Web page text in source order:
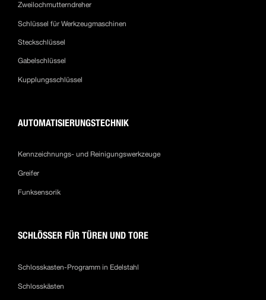
Zweilochmutterndreher
Schlüssel für Werkzeugmaschinen
Steckschlüssel
Gabelschlüssel
Kupplungsschlüssel
AUTOMATISIERUNGSTECHNIK
Kennzeichnungs- und Reinigungswerkzeuge
Greifer
Funksensorik
SCHLÖSSER FÜR TÜREN UND TORE
Schlosskasten-Programm in Edelstahl
Schlosskästen